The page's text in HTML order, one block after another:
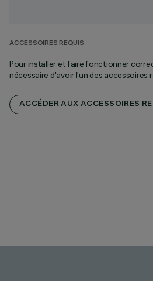
ACCESSOIRES REQUIS
Pour installer et faire fonctionner
nécessaire d'avoir l'un des accessoires
ACCÉDER AUX ACCESSOIRES